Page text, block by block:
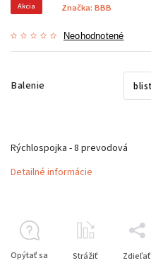
Akcia
Neohodnotené
Značka: BBB
Balenie
Rýchlospojka - 8 prevodová
Detailné informácie
Opýtať sa Strážiť Zdieľať